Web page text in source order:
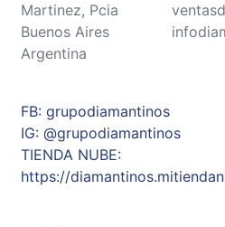
Martinez, Pcia
Buenos Aires
Argentina
FB: grupodiamantinos
IG: @grupodiamantinos
TIENDA NUBE:
https://